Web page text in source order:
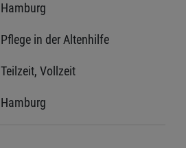
Hamburg
Pflege in der Altenhilfe
Teilzeit, Vollzeit
Hamburg